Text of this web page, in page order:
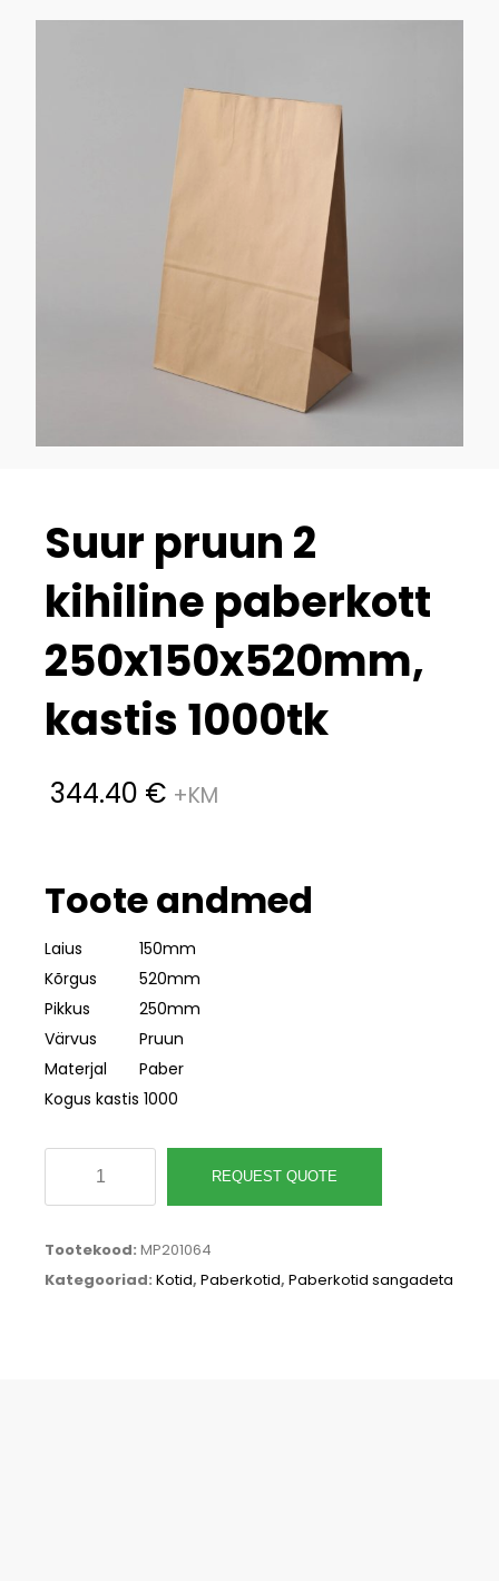
Suur pruun 2
kihiline paberkott
250x150x520mm,
kastis 1000tk
344.40 €
Toote andmed
Laius
150mm
Kõrgus
520mm
Pikkus
250mm
Värvus
Pruun
Materjal
Paber
Kogus kastis 1000
kihiline
paberkott
REQUEST QUOTE
Tootekood: MP201064
Kategooriad: Kotid, Paberkotid, Paberkotid sangadeta